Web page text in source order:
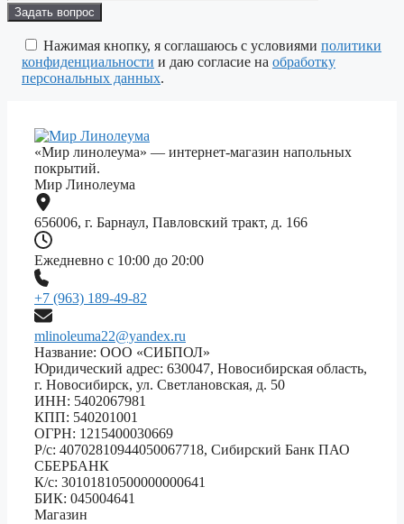
Оставьте
это
поле
пустым.
Нажимая кнопку, я соглашаюсь с условиями политики
конфиденциальности и даю согласие на обработку
персональных данных.
«Мир линолеума» — интернет-магазин напольных
покрытий.
Мир Линолеума
656006, г. Барнаул, Павловский тракт, д. 166
Ежедневно с 10:00 до 20:00
+7 (963) 189-49-82
mlinoleuma22@yandex.ru
Название: ООО «СИБПОЛ»
Юридический адрес: 630047, Новосибирская область,
г. Новосибирск, ул. Светлановская, д. 50
ИНН: 5402067981
КПП: 540201001
ОГРН: 1215400030669
Р/с: 40702810944050067718, Сибирский Банк ПАО
СБЕРБАНК
К/с: 30101810500000000641
БИК: 045004641
Магазин